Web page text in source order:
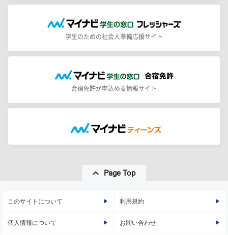
学生のための社会人準備応援サイト
合宿免許が申込める情報サイト
Page Top
このサイトについて 利用規約
個人情報について お問い合わせ